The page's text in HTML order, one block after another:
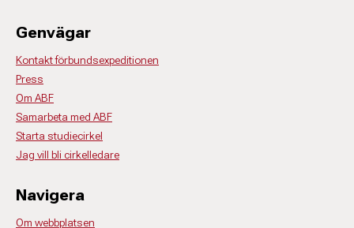
Genvägar
Kontakt förbundsexpeditionen
Press
Om ABF
Samarbeta med ABF
Starta studiecirkel
Jag vill bli cirkelledare
Navigera
Om webbplatsen